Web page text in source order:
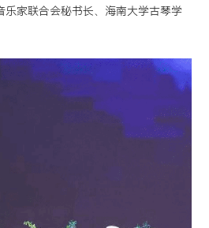
乐家联合会秘书长、海南大学古琴学